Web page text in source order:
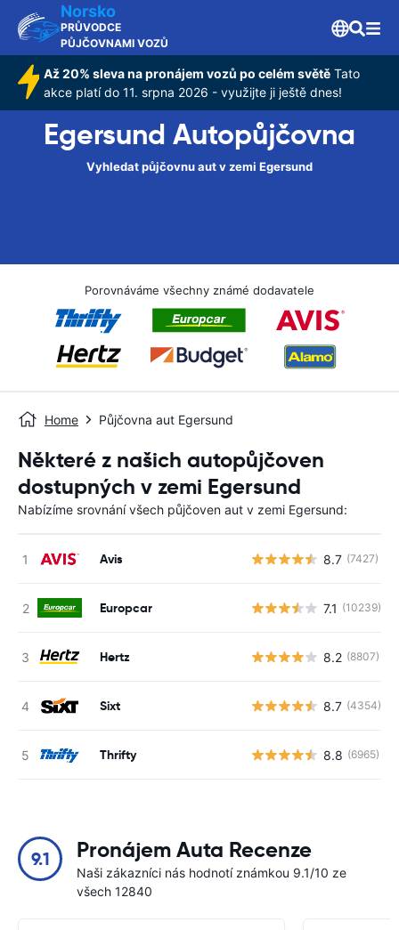
Norsko
PRŮVODCE
PŮJČOVNAMI VOZŮ
Až 20% sleva na pronájem vozů po celém světě Tato
akce platí do 11. srpna 2026 - využijte ji ještě dnes!
Egersund Autopůjčovna
Vyhledat půjčovnu aut v zemi Egersund
Porovnáváme všechny známé dodavatele
Home Půjčovna aut Egersund
Některé z našich autopůjčoven
dostupných v zemi Egersund
Nabízíme srovnání všech půjčoven aut v zemi Egersund:
Avis 8.7 (7427)
Europcar 7.1 (10239)
Hertz 8.2 (8807)
Sixt 8.7 (4354)
Thrifty 8.8 (6965)
9.1 Pronájem Auta Recenze
Naši zákazníci nás hodnotí známkou 9.1/10 ze
všech 12840